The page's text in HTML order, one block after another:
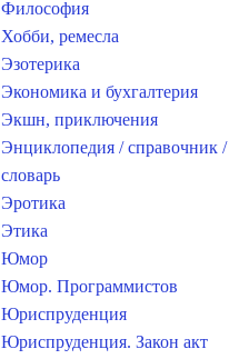
Философия
Хобби, ремесла
Эзотерика
Экономика и бухгалтерия
Экшн, приключения
Энциклопедия / справочник /
словарь
Эротика
Этика
Юмор
Юмор. Программистов
Юриспруденция
Юриспруденция. Закон акт